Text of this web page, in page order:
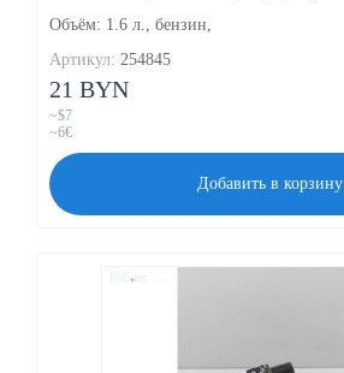
Объём: 1.6 л., бензин,
Артикул: 254845
21 BYN
~$7
~6€
Добавить в корзину